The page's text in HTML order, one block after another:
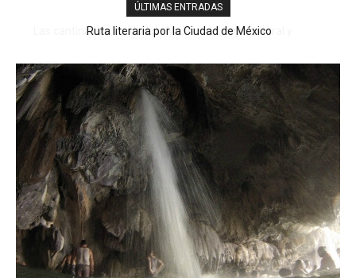
ÚLTIMAS ENTRADAS
Ruta literaria por la Ciudad de México
Agave en vena: tequila, mezcal y pulque